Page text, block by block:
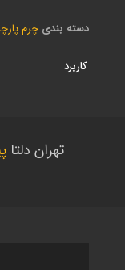
دسته بندی چرم
کاربرد
تهران دلتا